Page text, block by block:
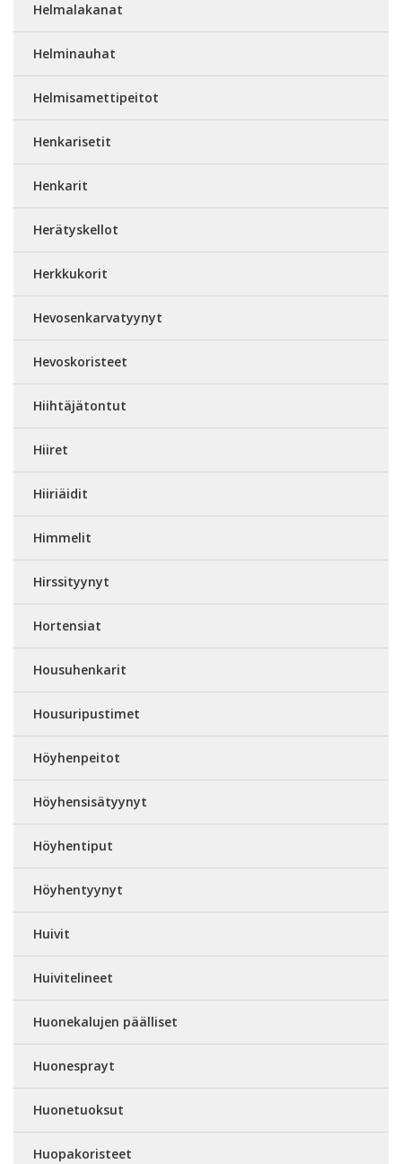
Helmalakanat
Helminauhat
Helmisamettipeitot
Henkarisetit
Henkarit
Herätyskellot
Herkkukorit
Hevosenkarvatyynyt
Hevoskoristeet
Hiihtäjätontut
Hiiret
Hiiriäidit
Himmelit
Hirssityynyt
Hortensiat
Housuhenkarit
Housuripustimet
Höyhenpeitot
Höyhensisätyynyt
Höyhentiput
Höyhentyynyt
Huivit
Huivitelineet
Huonekalujen päälliset
Huonesprayt
Huonetuoksut
Huopakoristeet